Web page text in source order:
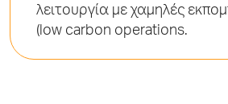
λειτουργία με χαμηλές
(low carbon operations.